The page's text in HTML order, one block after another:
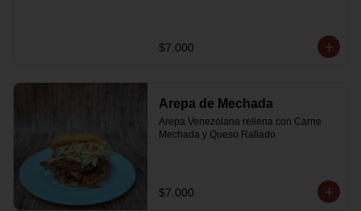
$7.000
Arepa de Mechada
Arepa Venezolana rellena con Carne
Mechada y Queso Rallado
$7.000